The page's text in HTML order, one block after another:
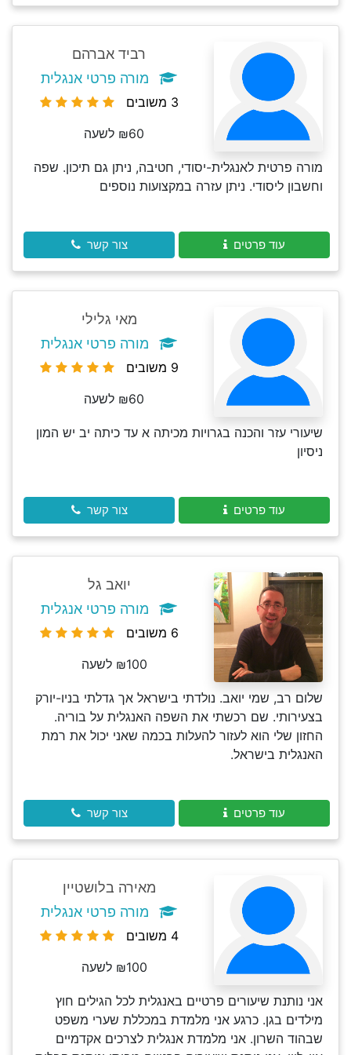
רביד אברהם
מורה פרטי אנגלית
3 משובים
₪60 לשעה
מורה פרטית לאנגלית-יסודי, חטיבה, ניתן גם תיכון. שפה
וחשבון ליסודי. ניתן עזרה במקצועות נוספים
עוד פרטים צור קשר
מאי גלילי
מורה פרטי אנגלית
9 משובים
₪60 לשעה
שיעורי עזר והכנה בגרויות מכיתה א עד כיתה יב יש המון
ניסיון
עוד פרטים צור קשר
יואב גל
מורה פרטי אנגלית
6 משובים
₪100 לשעה
שלום רב, שמי יואב. נולדתי בישראל אך גדלתי בניו-יורק
בצעירותי. שם רכשתי את השפה האנגלית על בוריה.
החזון שלי הוא לעזור להעלות בכמה שאני יכול את רמת
האנגלית בישראל.
עוד פרטים צור קשר
מאירה בלושטיין
מורה פרטי אנגלית
4 משובים
₪100 לשעה
אני נותנת שיעורים פרטיים באנגלית לכל הגילים חוץ
מילדים בגן. כרגע אני מלמדת במכללת שערי משפט
שבהוד השרון. אני מלמדת אנגלית לצרכים אקדמיים